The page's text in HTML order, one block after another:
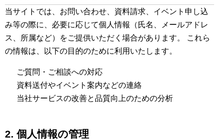
当サイトでは、お問い合わせ、資料請求、イベント申し込
み等の際に、必要に応じて個人情報（氏名、メールアドレ
ス、所属など）をご提供いただく場合があります。 これら
の情報は、以下の目的のために利用いたします。
ご質問・ご相談への対応
資料送付やイベント案内などの連絡
当社サービスの改善と品質向上のための分析
2. 個人情報の管理